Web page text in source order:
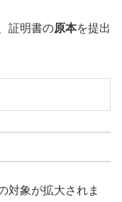
証明書の原本を提出
対象が拡大されま